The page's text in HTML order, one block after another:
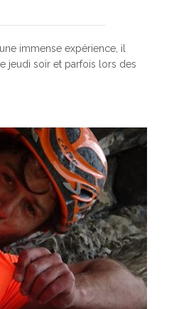
immense expérience, il
jeudi soir et parfois lors des